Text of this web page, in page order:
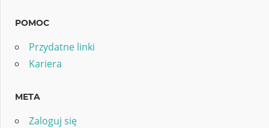
POMOC
Przydatne linki
Kariera
META
Zaloguj się